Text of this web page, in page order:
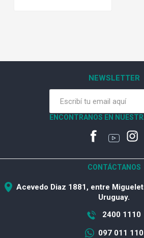
NEWSLETTER
ENCONTRANOS EN
CONTÁCTANOS
Acevedo Diaz 1881, entre
Uruguay.
2400 1110
097 011 110